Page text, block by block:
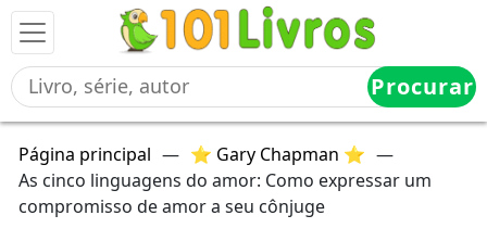
Procurar
Página principal — ⭐ Gary Chapman ⭐ —
As cinco linguagens do amor: Como expressar um
compromisso de amor a seu cônjuge